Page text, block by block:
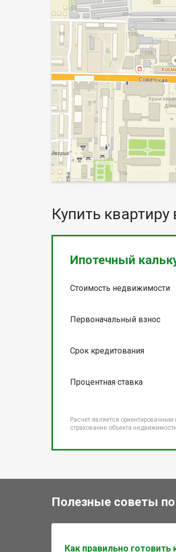
Купить квартиру
Ипотечный
Стоимость недвижимости
Первоначальный взнос
Срок кредитования
Процентная ставка
Расчет является
страхование объекта
Полезные советы
Как правильно готовить